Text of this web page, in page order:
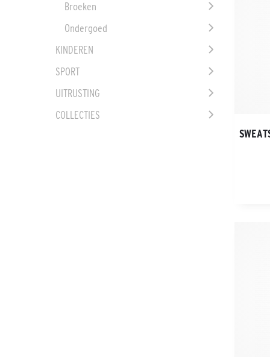
Broeken
Ondergoed
KINDEREN
SPORT
UITRUSTING
COLLECTIES